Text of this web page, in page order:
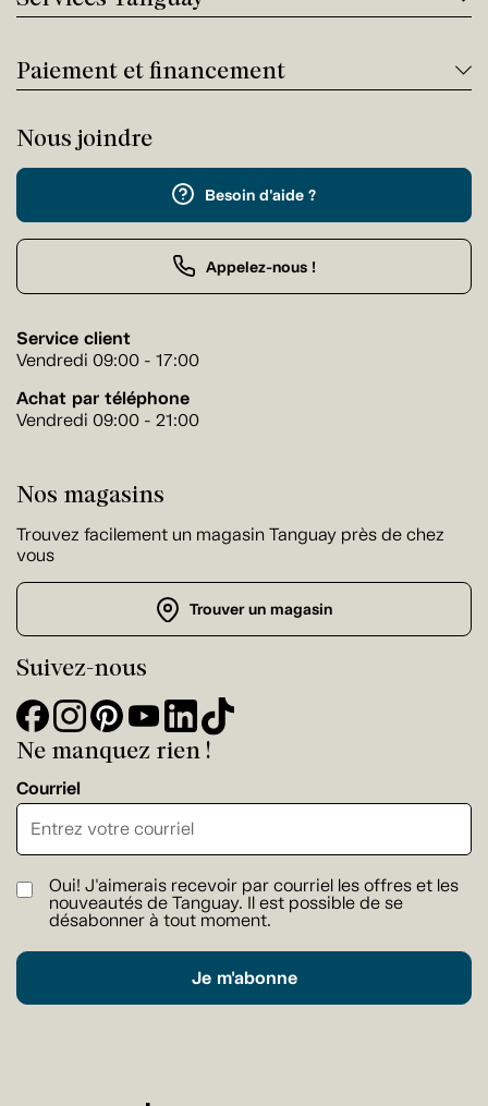
Paiement et financement
Nous joindre
Besoin d'aide ?
Appelez-nous !
Service client
Vendredi 09:00 - 17:00
Achat par téléphone
Vendredi 09:00 - 21:00
Nos magasins
Trouvez facilement un magasin Tanguay près de chez
vous
Trouver un magasin
Suivez-nous
Ne manquez rien !
Courriel
Oui! J'aimerais recevoir par courriel les offres et les
nouveautés de Tanguay. Il est possible de se
désabonner à tout moment.
Je m'abonne